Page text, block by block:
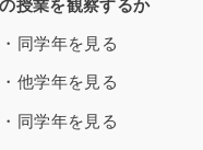
授業を観察するか
同学年を見る
他学年を見る
同学年を見る